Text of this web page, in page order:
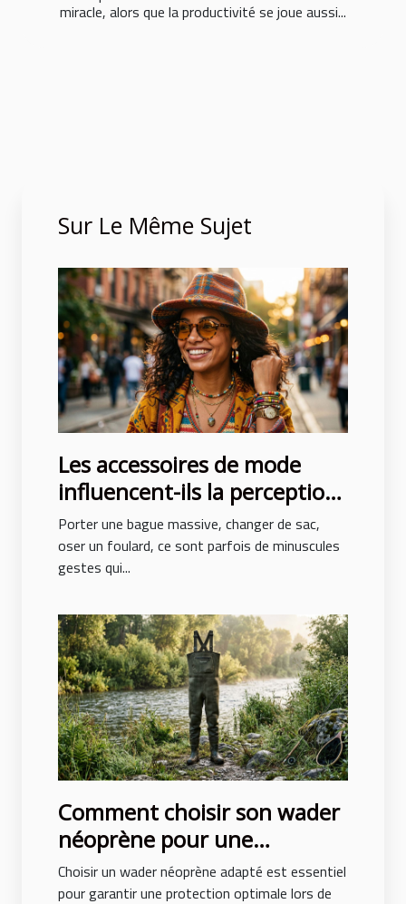
miracle, alors que la productivité se joue aussi...
Sur Le Même Sujet
Les accessoires de mode
influencent-ils la perception
de soi ?
Porter une bague massive, changer de sac,
oser un foulard, ce sont parfois de minuscules
gestes qui...
Comment choisir son wader
néoprène pour une
protection optimale ?
Choisir un wader néoprène adapté est essentiel
pour garantir une protection optimale lors de